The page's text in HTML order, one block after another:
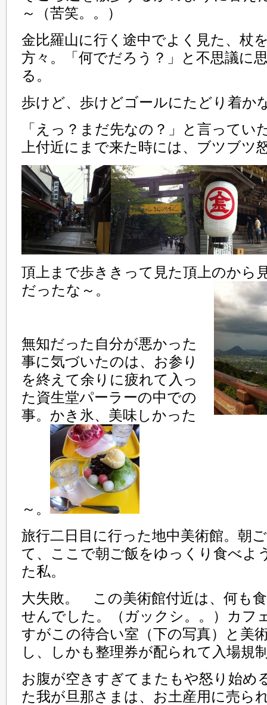
～（苦笑。。）
金比羅山に行く途中でよく見た、杖
方々。「何でだろう？」と不思議に
る。
歩けど、歩けどゴールにたどり着か
「えっ？まだ先なの？」と言ってい
上付近にまで来た時には、ブツブツ
頂上まで歩ききって見た頂上のから
だったな～。
無知だった自分が悪かった
事に気づいたのは、お参り
を終えて余りに疲れて入っ
た資生堂パーラーの中での
事。かき氷、美味しかった
～。
旅行二日目に行った地中美術館。朝
て、ここで朝ご飯をゆっくり食べよ
た私。
大失敗。 この美術館付近は、何も
せんでした。（ガックシ。。）カフ
すがこの待合い室（下の写真）と美
し、しかも整理券が配られて入場規
お腹が空きすぎてまたもや怒り始め
た我が旦那さまは、お土産用に売ら